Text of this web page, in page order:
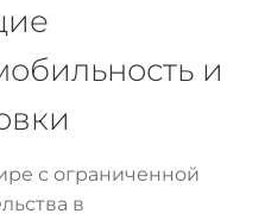
и
с ограниченной
в